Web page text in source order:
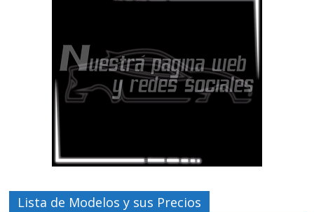
Lista de Modelos y sus Precios